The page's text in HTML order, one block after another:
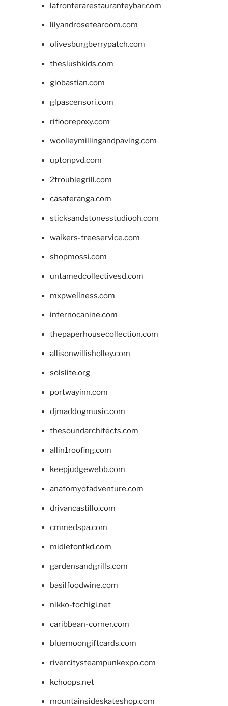
lafronterarestauranteybar.com
lilyandrosetearoom.com
olivesburgberrypatch.com
theslushkids.com
giobastian.com
glpascensori.com
rifloorepoxy.com
woolleymillingandpaving.com
uptonpvd.com
2troublegrill.com
casateranga.com
sticksandstonesstudiooh.com
walkers-treeservice.com
shopmossi.com
untamedcollectivesd.com
mxpwellness.com
infernocanine.com
thepaperhousecollection.com
allisonwillisholley.com
solslite.org
portwayinn.com
djmaddogmusic.com
thesoundarchitects.com
allin1roofing.com
keepjudgewebb.com
anatomyofadventure.com
drivancastillo.com
cmmedspa.com
midletontkd.com
gardensandgrills.com
basilfoodwine.com
nikko-tochigi.net
caribbean-corner.com
bluemoongiftcards.com
rivercitysteampunkexpo.com
kchoops.net
mountainsideskateshop.com